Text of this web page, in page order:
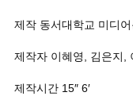
제작 동서대학교 미디
제작자 이혜영, 김은지,
제작시간 15″ 6′